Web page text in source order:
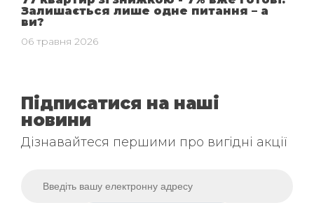
Залишається лише одне питання – а
ви?
06 травня 2026
Підписатися на наші
новини
Дізнавайтеся першими про вигідні акції